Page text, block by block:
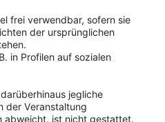
frei verwendbar, sofern sie
der ursprünglichen
in Profilen auf sozialen
jegliche
der Veranstaltung
abweicht, ist nicht gestattet.